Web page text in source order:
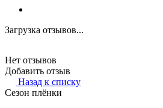
Загрузка отзывов...
Нет отзывов
Добавить отзыв
Назад к списку
Сезон плёнки